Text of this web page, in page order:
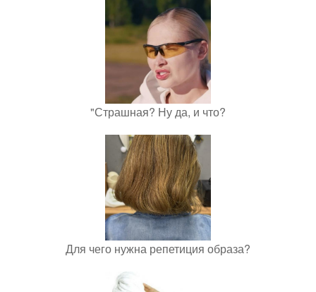
"Страшная? Ну да, и что?
Для чего нужна репетиция образа?